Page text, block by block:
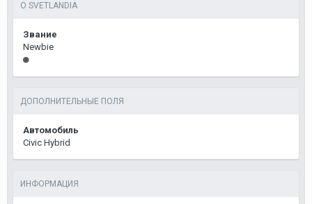
О SVETLANDIA
Звание
Newbie
ДОПОЛНИТЕЛЬНЫЕ ПОЛЯ
Автомобиль
Civic Hybrid
ИНФОРМАЦИЯ